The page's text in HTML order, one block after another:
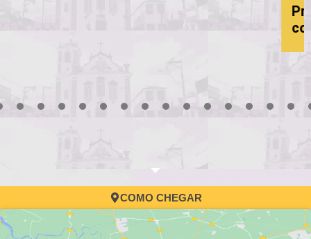
Processo Seletivo da Educação:
COMO CHEGAR